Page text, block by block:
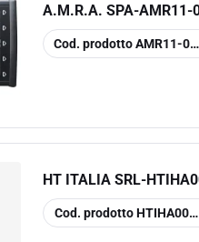
A.M.R.A. SPA-AMR11-
copia
Cod. prodottoAMR11-
HT ITALIA SRL-
copia
Cod. prodotto